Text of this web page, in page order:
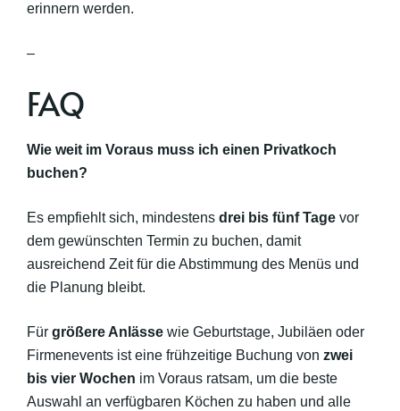
erinnern werden.
–
FAQ
Wie weit im Voraus muss ich einen Privatkoch
buchen?
Es empfiehlt sich, mindestens drei bis fünf Tage vor
dem gewünschten Termin zu buchen, damit
ausreichend Zeit für die Abstimmung des Menüs und
die Planung bleibt.
Für größere Anlässe wie Geburtstage, Jubiläen oder
Firmenevents ist eine frühzeitige Buchung von zwei
bis vier Wochen im Voraus ratsam, um die beste
Auswahl an verfügbaren Köchen zu haben und alle